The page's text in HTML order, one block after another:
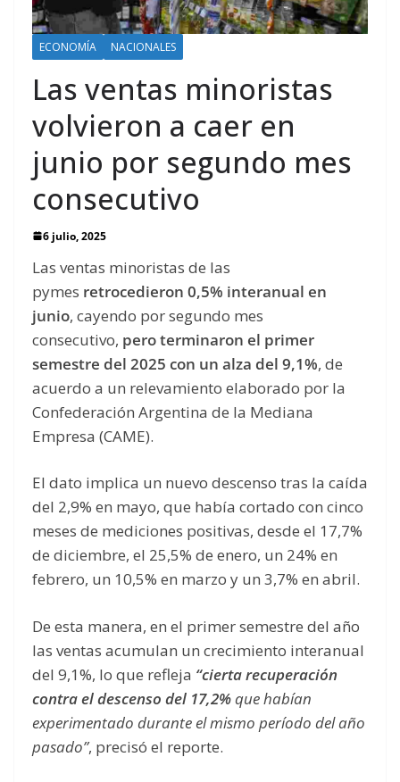
ECONOMÍA NACIONALES
Las ventas minoristas
volvieron a caer en
junio por segundo mes
consecutivo
6 julio, 2025
Las ventas minoristas de las
pymes retrocedieron 0,5% interanual en
junio, cayendo por segundo mes
consecutivo, pero terminaron el primer
semestre del 2025 con un alza del 9,1%, de
acuerdo a un relevamiento elaborado por la
Confederación Argentina de la Mediana
Empresa (CAME).
El dato implica un nuevo descenso tras la caída
del 2,9% en mayo, que había cortado con cinco
meses de mediciones positivas, desde el 17,7%
de diciembre, el 25,5% de enero, un 24% en
febrero, un 10,5% en marzo y un 3,7% en abril.
De esta manera, en el primer semestre del año
las ventas acumulan un crecimiento interanual
del 9,1%, lo que refleja “cierta recuperación
contra el descenso del 17,2%que habían
experimentado durante el mismo período del año
pasado”, precisó el reporte.